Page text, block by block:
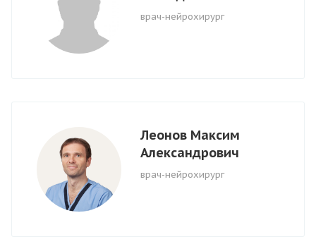
врач-нейрохирург
Леонов Максим
Александрович
врач-нейрохирург